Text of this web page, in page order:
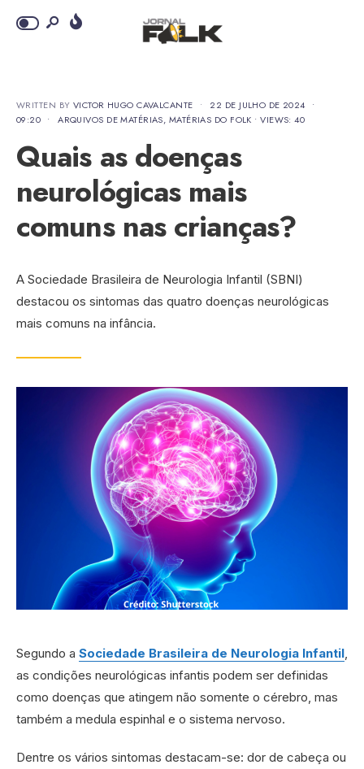
WRITTEN BY VICTOR HUGO CAVALCANTE • 22 DE JULHO DE 2024 •
09:20 • ARQUIVOS DE MATÉRIAS, MATÉRIAS DO FOLK •VIEWS: 40
Quais as doenças
neurológicas mais
comuns nas crianças?
A Sociedade Brasileira de Neurologia Infantil (SBNI)
destacou os sintomas das quatro doenças neurológicas
mais comuns na infância.
Segundo a Sociedade Brasileira de Neurologia Infantil
as condições neurológicas infantis podem ser definidas
como doenças que atingem não somente o cérebro, mas
também a medula espinhal e o sistema nervoso.
Dentre os vários sintomas destacam-se: dor de cabeça ou